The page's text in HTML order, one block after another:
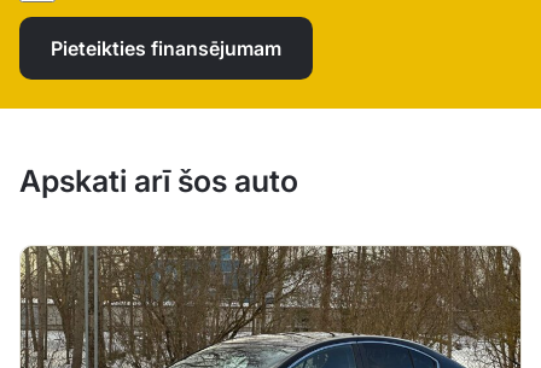
Pieteikties finansējumam
Apskati arī šos auto